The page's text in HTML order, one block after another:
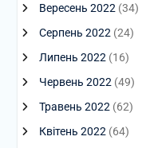
Вересень 2022 (34)
Серпень 2022 (24)
Липень 2022 (16)
Червень 2022 (49)
Травень 2022 (62)
Квітень 2022 (64)